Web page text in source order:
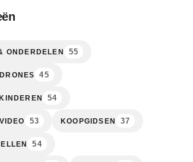
ONDERDELEN 55
45
54
53 KOOPGIDSEN 37
54